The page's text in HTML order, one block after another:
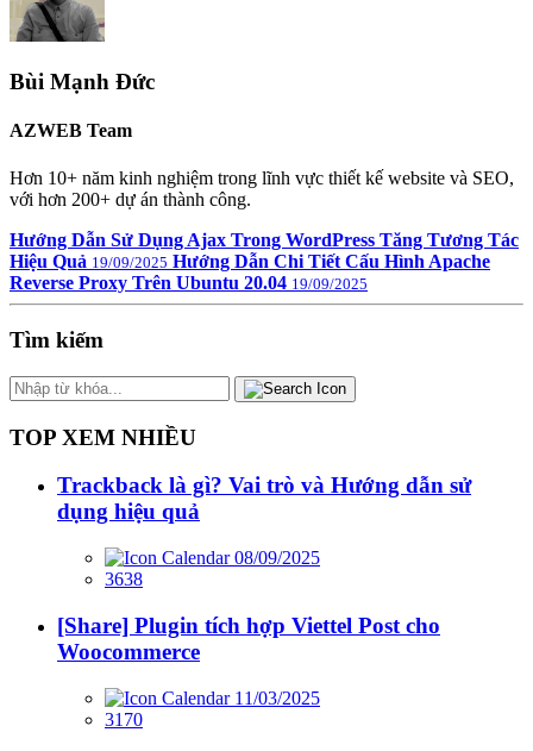
Bùi Mạnh Đức
AZWEB Team
Hơn 10+ năm kinh nghiệm trong lĩnh vực thiết kế website và SEO,
với hơn 200+ dự án thành công.
Hướng Dẫn Sử Dụng Ajax Trong WordPress Tăng Tương Tác
Hiệu Quả 19/09/2025 Hướng Dẫn Chi Tiết Cấu Hình Apache
Reverse Proxy Trên Ubuntu 20.04 19/09/2025
Tìm kiếm
TOP XEM NHIỀU
Trackback là gì? Vai trò và Hướng dẫn sử
dụng hiệu quả
08/09/2025
3638
[Share] Plugin tích hợp Viettel Post cho
Woocommerce
11/03/2025
3170